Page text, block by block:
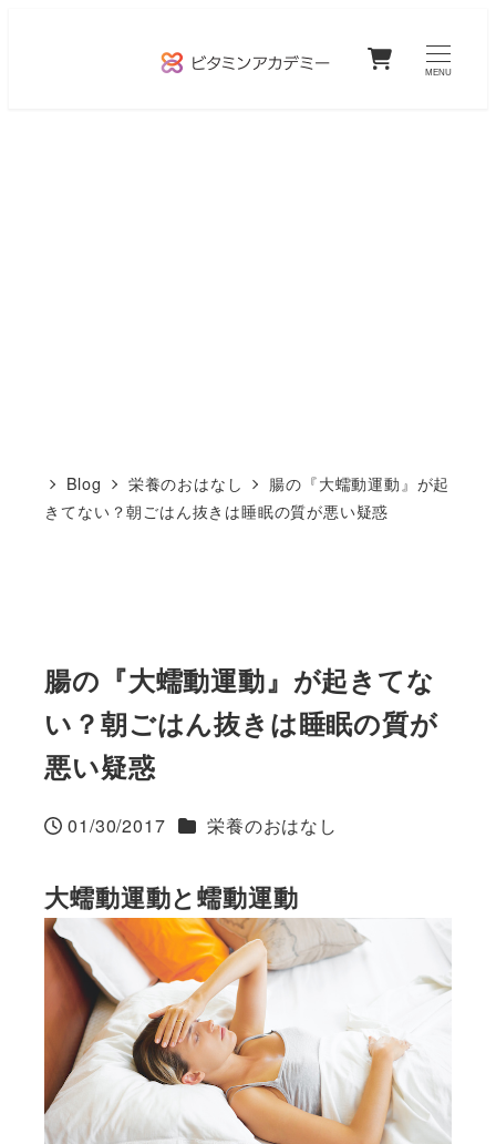
0
MENU
Blog 栄養のおはなし
腸の『大蠕動運動』が起
きてない？朝ごはん抜きは睡眠の質が悪い疑惑
腸の『大蠕動運動』が起きてな
い？朝ごはん抜きは睡眠の質が
悪い疑惑
投稿日
01/30/2017 カテゴリー
栄養のおはなし
大蠕動運動と蠕動運動